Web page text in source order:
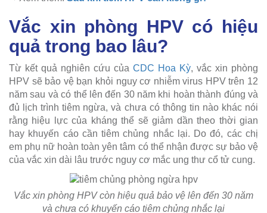
Vắc xin phòng HPV có hiệu
quả trong bao lâu?
Từ kết quả nghiên cứu của CDC Hoa Kỳ, vắc xin phòng
HPV sẽ bảo vệ bạn khỏi nguy cơ nhiễm virus HPV trên 12
năm sau và có thể lên đến 30 năm khi hoàn thành đúng và
đủ lịch trình tiêm ngừa, và chưa có thông tin nào khác nói
rằng hiệu lực của kháng thể sẽ giảm dần theo thời gian
hay khuyến cáo cần tiêm chủng nhắc lại. Do đó, các chị
em phụ nữ hoàn toàn yên tâm có thể nhận được sự bảo vệ
của vắc xin dài lâu trước nguy cơ mắc ung thư cổ tử cung.
Vắc xin phòng HPV còn hiệu quả bảo vệ lên đến 30 năm
và chưa có khuyến cáo tiêm chủng nhắc lại